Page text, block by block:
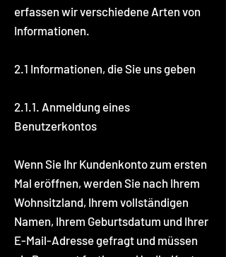
erfassen wir verschiedene Arten von
Informationen.
2.1 Informationen, die Sie uns geben
2.1.1. Anmeldung eines
Benutzerkontos
Wenn Sie Ihr Kundenkonto zum ersten
Mal eröffnen, werden Sie nach Ihrem
Wohnsitzland, Ihrem vollständigen
Namen, Ihrem Geburtsdatum und Ihrer
E-Mail-Adresse gefragt und müssen